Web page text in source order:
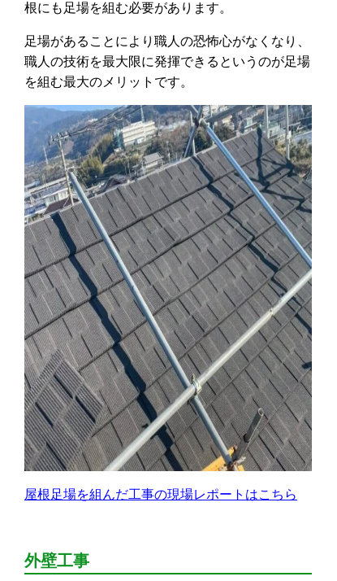
根にも足場を組む必要があります。
足場があることにより職人の恐怖心がなくなり、
職人の技術を最大限に発揮できるというのが足場
を組む最大のメリットです。
屋根足場を組んだ工事の現場レポートはこちら
外壁工事